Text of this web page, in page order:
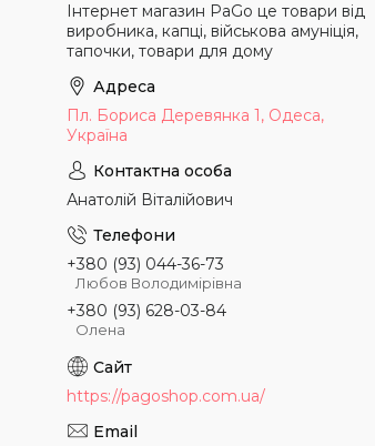
Інтернет магазин PaGo це товари від
виробника, капці, військова амуніція,
тапочки, товари для дому
Пл. Бориса Деревянка 1, Одеса,
Україна
Анатолій Віталійович
+380 (93) 044-36-73
Любов Володимірівна
+380 (93) 628-03-84
Олена
https://pagoshop.com.ua/